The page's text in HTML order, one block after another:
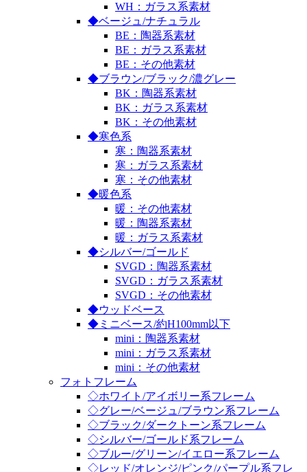
WH：ガラス系素材
◆ベージュ/ナチュラル
BE：陶器系素材
BE：ガラス系素材
BE：その他素材
◆ブラウン/ブラック/濃グレー
BK：陶器系素材
BK：ガラス系素材
BK：その他素材
◆寒色系
寒：陶器系素材
寒：ガラス系素材
寒：その他素材
◆暖色系
暖：その他素材
暖：陶器系素材
暖：ガラス系素材
◆シルバー/ゴールド
SVGD：陶器系素材
SVGD：ガラス系素材
SVGD：その他素材
◆ウッドベース
◆ミニベース/約H100mm以下
mini：陶器系素材
mini：ガラス系素材
mini：その他素材
フォトフレーム
◇ホワイト/アイボリー系フレーム
◇グレー/ベージュ/ブラウン系フレーム
◇ブラック/ダークトーン系フレーム
◇シルバー/ゴールド系フレーム
◇ブルー/グリーン/イエロー系フレーム
◇レッド/オレンジ/ピンク/パープル系フレ